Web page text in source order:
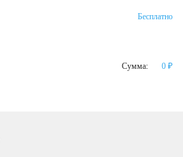
Бесплатно
Сумма: 0 ₽